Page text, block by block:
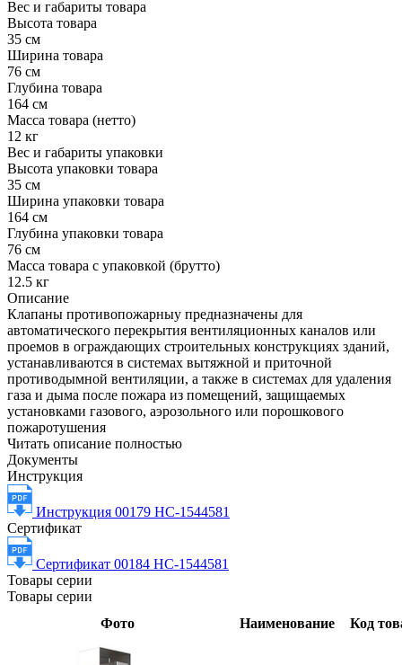
Вес и габариты товара
Высота товара
35 см
Ширина товара
76 см
Глубина товара
164 см
Масса товара (нетто)
12 кг
Вес и габариты упаковки
Высота упаковки товара
35 см
Ширина упаковки товара
164 см
Глубина упаковки товара
76 см
Масса товара с упаковкой (брутто)
12.5 кг
Описание
Клапаны противопожарныу предназначены для
автоматического перекрытия вентиляционных каналов или
проемов в ограждающих строительных конструкциях зданий,
устанавливаются в системах вытяжной и приточной
противодымной вентиляции, а также в системах для удаления
газа и дыма после пожара из помещений, защищаемых
установками газового, аэрозольного или порошкового
пожаротушения
Читать описание полностью
Документы
Инструкция
Инструкция 00179 НС-1544581
Сертификат
Сертификат 00184 НС-1544581
Товары серии
Товары серии
Фото
Наименование Код